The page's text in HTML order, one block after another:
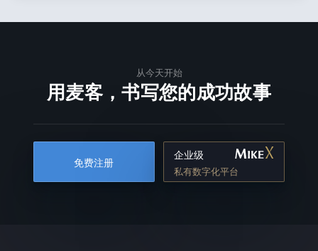
从今天开始
用麦客，书写您的成功故事
免费注册
企业级
私有数字化平台